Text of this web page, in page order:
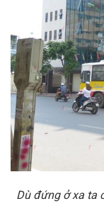
Dù đứng ở xa ta